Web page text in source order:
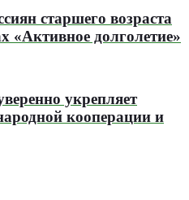
старшего возраста
«Активное долголетие»
укрепляет
кооперации и